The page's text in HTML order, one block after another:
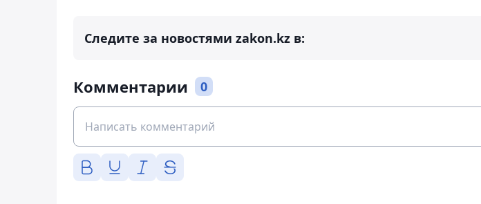
Следите за новостями zakon.kz в:
Комментарии 0